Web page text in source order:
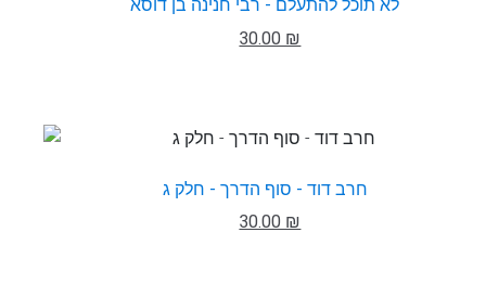
לא תוכל להתעלם - רבי חנינה בן דוסא
30.00 ₪
חרב דוד - סוף הדרך - חלק ג
30.00 ₪